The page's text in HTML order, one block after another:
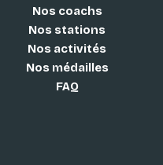
Nos coachs
Nos stations
Nos activités
Nos médailles
FAQ